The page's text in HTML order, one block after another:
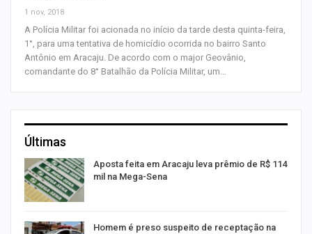
1 nov, 2018
A Polícia Militar foi acionada no início da tarde desta quinta-feira,
1°, para uma tentativa de homicídio ocorrida no bairro Santo
Antônio em Aracaju. De acordo com o major Geovânio,
comandante do 8° Batalhão da Polícia Militar, um…
Últimas
Aposta feita em Aracaju leva prêmio de R$ 114
mil na Mega-Sena
Homem é preso suspeito de receptação na